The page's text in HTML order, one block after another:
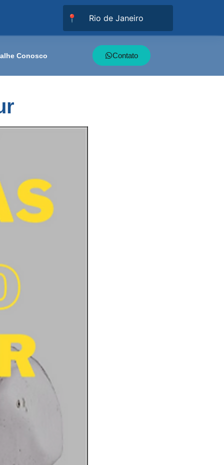
📍
Conosco Contato